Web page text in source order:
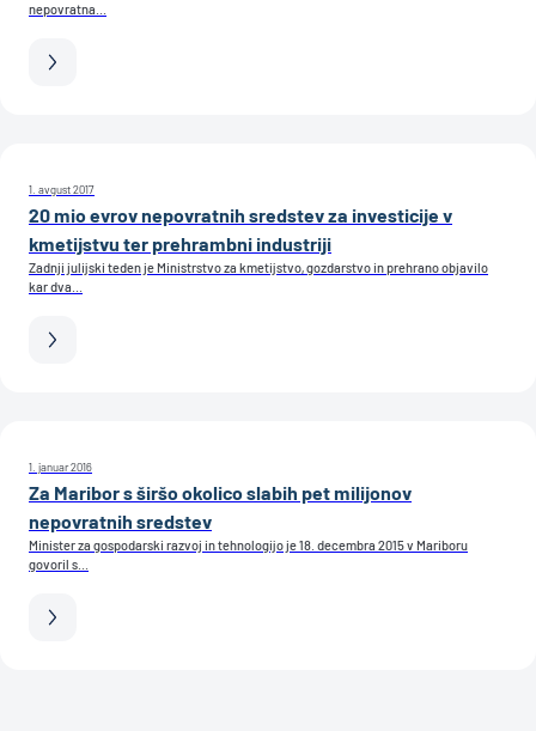
nepovratna...
1. avgust 2017
20 mio evrov nepovratnih sredstev za investicije v
kmetijstvu ter prehrambni industriji
Zadnji julijski teden je Ministrstvo za kmetijstvo, gozdarstvo in prehrano objavilo
kar dva...
1. januar 2016
Za Maribor s širšo okolico slabih pet milijonov
nepovratnih sredstev
Minister za gospodarski razvoj in tehnologijo je 18. decembra 2015 v Mariboru
govoril s...